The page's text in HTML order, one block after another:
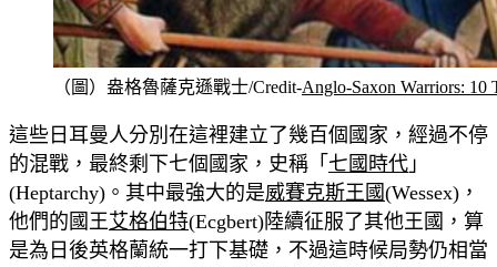
（圖）盎格魯薩克遜戰士/Credit-Anglo-Saxon Warriors: 10
這些日耳曼人分別在這裡建立了幾百個國家，經過不停
的混戰，最終剩下七個國家，史稱「 七國時代 」
(Heptarchy)。其中最強大的是威賽克斯王國(Wessex)，
他們的國王艾格伯特(Ecgbert)陸續征服了其他王國，算
是為日後英格蘭統一打下基礎，不過這時候局勢仍相當